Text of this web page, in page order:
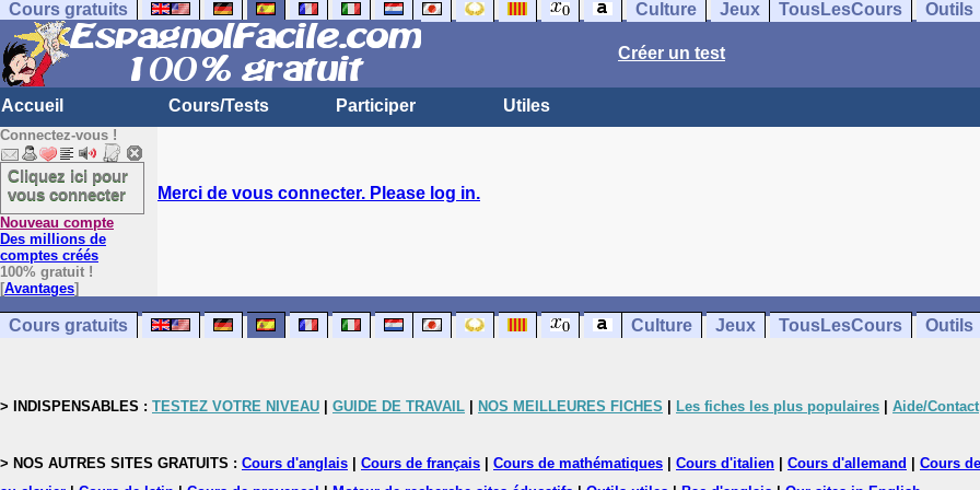
Cours gratuits Culture Jeux TousLesCours Outils
Créer un test
Accueil Cours/Tests Participer Utiles
Connectez-vous !
Cliquez ici pour
vous connecter
Nouveau compte
Des millions de
comptes créés
100% gratuit !
[Avantages]
Merci de vous connecter. Please log in.
Cours gratuits Culture Jeux TousLesCours Outils
> INDISPENSABLES : TESTEZ VOTRE NIVEAU GUIDE DE TRAVAIL NOS MEILLEURES FICHES Les fiches les plus populaires Aide/Contact
> NOS AUTRES SITES GRATUITS : Cours d'anglais Cours de français Cours de mathématiques Cours d'italien Cours d'allemand
Cours